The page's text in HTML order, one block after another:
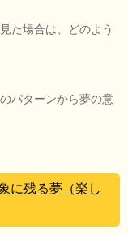
た場合は、どのよう
パターンから夢の意
に残る夢（楽し